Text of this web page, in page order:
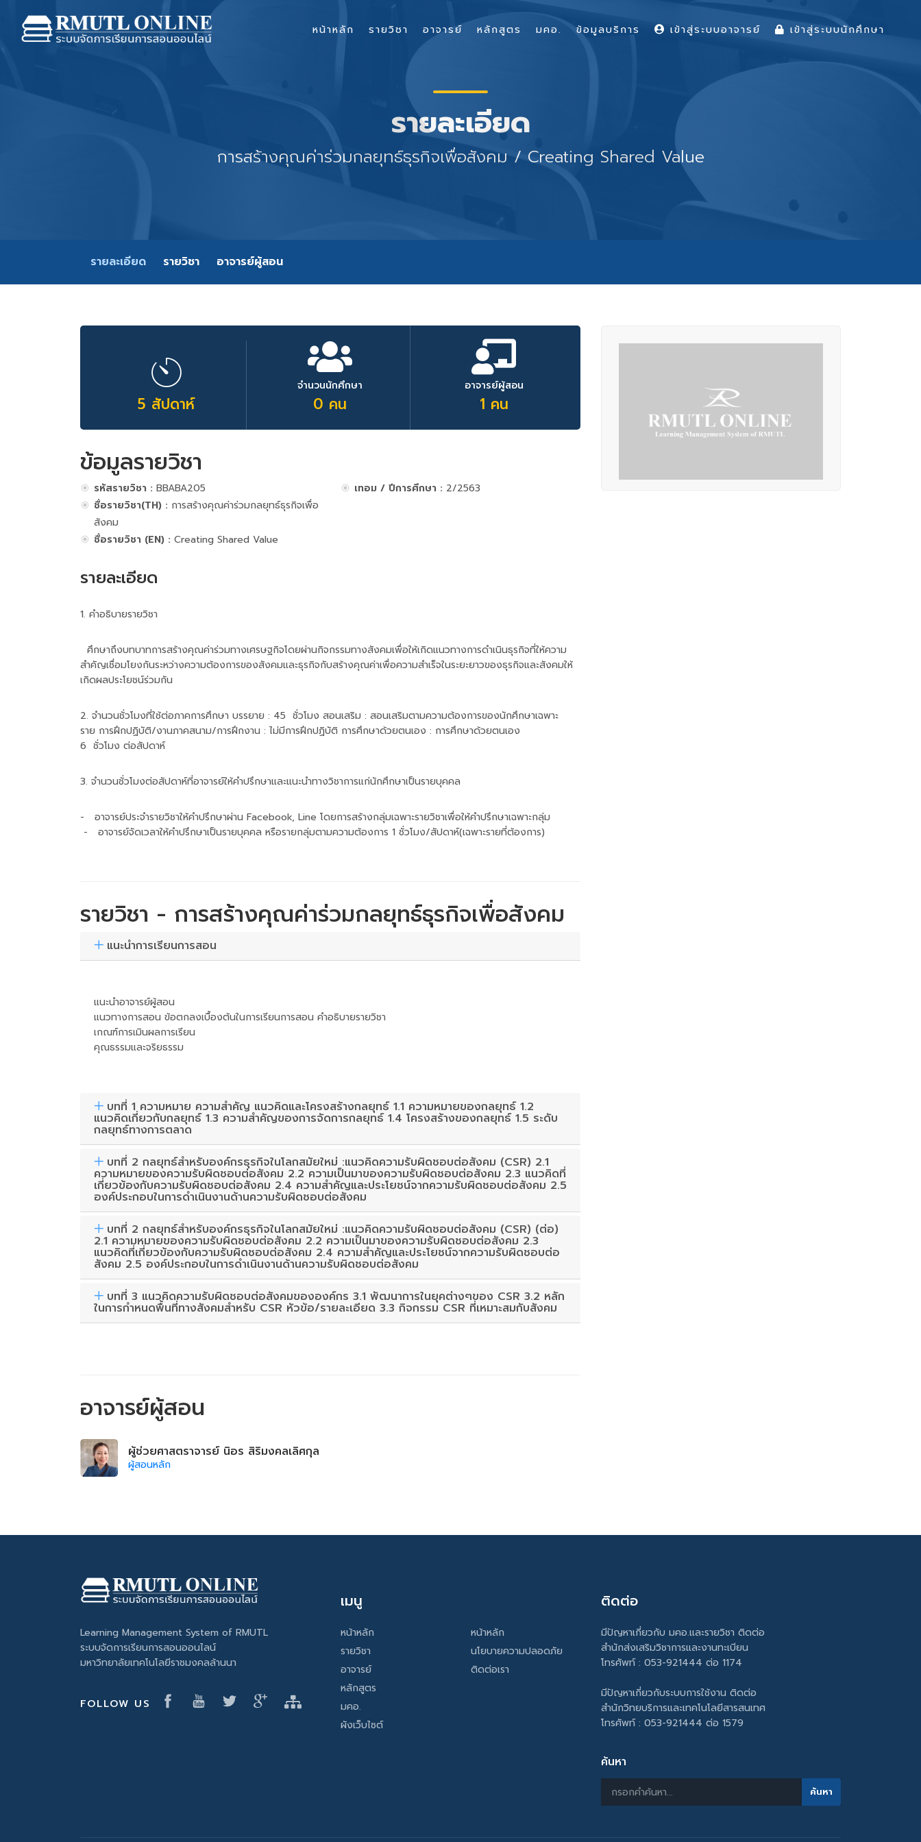
รายละเอียด
การสร้างคุณค่าร่วมกลยุทธ์ธุรกิจเพื่อสังคม / Creating Shared Value
รายละเอียด รายวิชา อาจารย์ผู้สอน
5 สัปดาห์
จำนวนนักศึกษา
0 คน
อาจารย์ผู้สอน
1 คน
ข้อมูลรายวิชา
รหัสรายวิชา : BBABA205
ชื่อรายวิชา(TH) : การสร้างคุณค่าร่วมกลยุทธ์ธุรกิจเพื่อ
สังคม
ชื่อรายวิชา (EN) : Creating Shared Value
เทอม / ปีการศึกษา : 2/2563
รายละเอียด
1. คำอธิบายรายวิชา
ศึกษาถึงบทบาทการสร้างคุณค่าร่วมทางเศรษฐกิจโดยผ่านกิจกรรมทางสังคมเพื่อให้เกิดแนวทางการดำเนินธุรกิจที่ให้ความ
สำคัญเชื่อมโยงกันระหว่างความต้องการของสังคมและธุรกิจกับสร้างคุณค่าเพื่อความสำเร็จในระยะยาวของธุรกิจและสังคมให้
เกิดผลประโยชน์ร่วมกัน
2. จำนวนชั่วโมงที่ใช้ต่อภาคการศึกษา บรรยาย : 45 ชั่วโมง สอนเสริม : สอนเสริมตามความต้องการของนักศึกษาเฉพาะ
ราย การฝึกปฏิบัติ/งานภาคสนาม/การฝึกงาน : ไม่มีการฝึกปฏิบัติ การศึกษาด้วยตนเอง : การศึกษาด้วยตนเอง
6 ชั่วโมง ต่อสัปดาห์
3. จำนวนชั่วโมงต่อสัปดาห์ที่อาจารย์ให้คำปรึกษาและแนะนำทางวิชาการแก่นักศึกษาเป็นรายบุคคล
- อาจารย์ประจำรายวิชาให้คำปรึกษาผ่าน Facebook, Line โดยการสร้างกลุ่มเฉพาะรายวิชาเพื่อให้คำปรึกษาเฉพาะกลุ่ม
- อาจารย์จัดเวลาให้คำปรึกษาเป็นรายบุคคล หรือรายกลุ่มตามความต้องการ 1 ชั่วโมง/สัปดาห์(เฉพาะรายที่ต้องการ)
รายวิชา - การสร้างคุณค่าร่วมกลยุทธ์ธุรกิจเพื่อสังคม
แนะนำการเรียนการสอน
แนะนำอาจารย์ผู้สอน
แนวทางการสอน ข้อตกลงเบื้องต้นในการเรียนการสอน คำอธิบายรายวิชา
เกณฑ์การเมินผลการเรียน
คุณธรรมและจริยธรรม
บทที่ 1 ความหมาย ความสำคัญ แนวคิดและโครงสร้างกลยุทธ์ 1.1 ความหมายของกลยุทธ์ 1.2
แนวคิดเกี่ยวกับกลยุทธ์ 1.3 ความสำคัญของการจัดการกลยุทธ์ 1.4 โครงสร้างของกลยุทธ์ 1.5 ระดับ
กลยุทธ์ทางการตลาด
บทที่ 2 กลยุทธ์สำหรับองค์กรธุรกิจในโลกสมัยใหม่ :แนวคิดความรับผิดชอบต่อสังคม (CSR) 2.1
ความหมายของความรับผิดชอบต่อสังคม 2.2 ความเป็นมาของความรับผิดชอบต่อสังคม 2.3 แนวคิดที่
เกี่ยวข้องกับความรับผิดชอบต่อสังคม 2.4 ความสำคัญและประโยชน์จากความรับผิดชอบต่อสังคม 2.5
องค์ประกอบในการดำเนินงานด้านความรับผิดชอบต่อสังคม
บทที่ 2 กลยุทธ์สำหรับองค์กรธุรกิจในโลกสมัยใหม่ :แนวคิดความรับผิดชอบต่อสังคม (CSR) (ต่อ)
2.1 ความหมายของความรับผิดชอบต่อสังคม 2.2 ความเป็นมาของความรับผิดชอบต่อสังคม 2.3
แนวคิดที่เกี่ยวข้องกับความรับผิดชอบต่อสังคม 2.4 ความสำคัญและประโยชน์จากความรับผิดชอบต่อ
สังคม 2.5 องค์ประกอบในการดำเนินงานด้านความรับผิดชอบต่อสังคม
บทที่ 3 แนวคิดความรับผิดชอบต่อสังคมขององค์กร 3.1 พัฒนาการในยุคต่างๆของ CSR 3.2 หลัก
ในการกำหนดพื้นที่ทางสังคมสำหรับ CSR หัวข้อ/รายละเอียด 3.3 กิจกรรม CSR ที่เหมาะสมกับสังคม
อาจารย์ผู้สอน
ผู้ช่วยศาสตราจารย์ นิอร สิริมงคลเลิศกุล
ผู้สอนหลัก
Learning Management System of RMUTL
ระบบจัดการเรียนการสอนออนไลน์
มหาวิทยาลัยเทคโนโลยีราชมงคลล้านนา
FOLLOW US
เมนู
หน้าหลัก
รายวิชา
อาจารย์
หลักสูตร
มคอ.
ผังเว็บไซต์
หน้าหลัก
นโยบายความปลอดภัย
ติดต่อเรา
ติดต่อ
มีปัญหาเกี่ยวกับ มคอ.และรายวิชา ติดต่อ
สำนักส่งเสริมวิชาการและงานทะเบียน
โทรศัพท์ : 053-921444 ต่อ 1174
มีปัญหาเกี่ยวกับระบบการใช้งาน ติดต่อ
สำนักวิทยบริการและเทคโนโลยีสารสนเทศ
โทรศัพท์ : 053-921444 ต่อ 1579
ค้นหา
หน้าหลัก รายวิชา อาจารย์ หลักสูตร มคอ. ข้อมูลบริการ เข้าสู่ระบบอาจารย์ เข้าสู่ระบบนักศึกษา